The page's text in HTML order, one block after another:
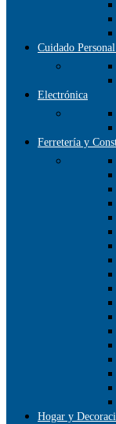
Cuidado
Electrónica
Ferretería y
Hogar y